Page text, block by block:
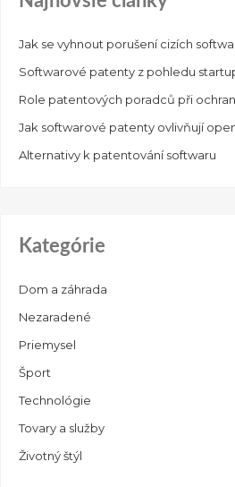
Jak se vyhnout porušení cizích
Softwarové patenty z pohledu
Role patentových poradců při
Jak softwarové patenty ovlivňují
Alternativy k patentování softwaru
Kategórie
Dom a záhrada
Nezaradené
Priemysel
Šport
Technológie
Tovary a služby
Životný štýl